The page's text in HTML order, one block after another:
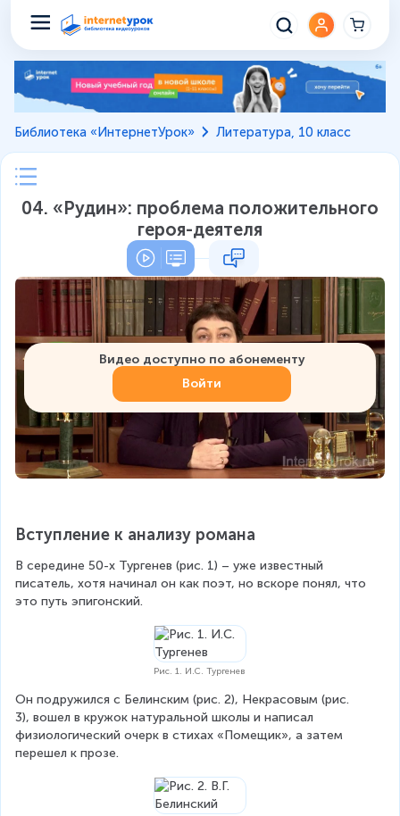
Библиотека «ИнтернетУрок» Литература, 10 класс
04. «Рудин»: проблема положительного
героя-деятеля
Видео доступно по абонементу
Войти
Вступление к анализу романа
В середине 50-х Тургенев (рис. 1) – уже известный
писатель, хотя начинал он как поэт, но вскоре понял, что
это путь эпигонский.
Рис. 1. И.С. Тургенев
Он подружился с Белинским (рис. 2), Некрасовым (рис.
3), вошел в кружок натуральной школы и написал
физиологический очерк в стихах «Помещик», а затем
перешел к прозе.